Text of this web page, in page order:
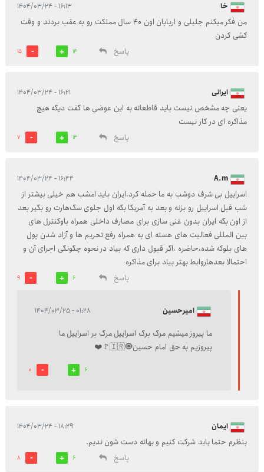
خا ۱۶:۱۳ - ۱۴۰۴/۰۳/۲۴
من فکر میکنم جلیلی و اربابان اون 40 سال مملکت رو به عقب بردند و وقت
کشی کردن
پاسخ
14
15
ایرانی ۱۶:۲۱ - ۱۴۰۴/۰۳/۲۴
یعنی چه مشخص نیست باید قاطعانه به این عوضی ها گفت دیگه هیچ
مذاکره ای در کار نیست
پاسخ
13
7
A.m ۱۶:۴۴ - ۱۴۰۴/۰۳/۲۴
اسراییل بی شرف دوشب به ما حمله کرد.ایران باید امشب هم خیلی بیشتر از
شب قبل اسراییل رو بزنه و بعد به آمریکا بگه اول جلوی سگ‌هارت رو بگیر بعد
از اون بگه ایران بدون غنی سازی برای مصارف داخلی همراه باوکنترل های
بین المللی فعالیت های هسته ای به همراه رفع تحریم ها و آزاد شدن پول
های بلوکه شده،حاضره ،اگر قبول داری که بیاد در نحوه چگونگی اجرای آن و
احتمالا بعدهاروابط بهتر بیاد برای مذاکره
پاسخ
6
9
امیرحسین ۰۱:۲۸ - ۱۴۰۴/۰۳/۲۵
ما پیروز میشیم مرگ برگ اسراییل مرگ بر اسراییل ما
پیروزیم به حق امام حسین🧿🇮🇷🚩❤️
6
0
ایمان ۱۸:۲۹ - ۱۴۰۴/۰۳/۲۴
بنظرم حتما باید شرکت کنیم و بهانه دست شون ندیم.
پاسخ
6
8